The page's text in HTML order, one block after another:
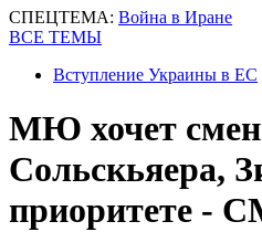
СПЕЦТЕМА: Война в Иране
ВСЕ ТЕМЫ
Вступление Украины в ЕС
МЮ хочет
Сольскьяера,
приоритете -